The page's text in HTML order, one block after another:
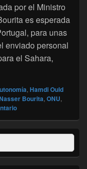
por el Ministro
es esperada
para unas
enviado personal
el Sahara,
Köhler
, Hamdi Ould
Bourita, ONU,